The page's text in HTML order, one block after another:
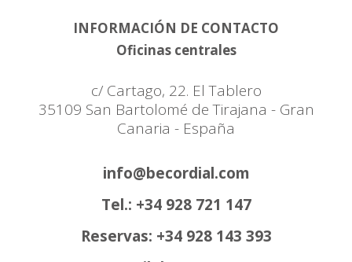
INFORMACIÓN DE CONTACTO
Oficinas centrales
c/ Cartago, 22. El Tablero
35109 San Bartolomé de Tirajana - Gran
Canaria - España
info@becordial.com
Tel.: +34 928 721 147
Reservas: +34 928 143 393